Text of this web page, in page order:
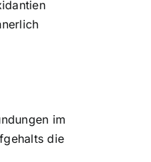
im
die